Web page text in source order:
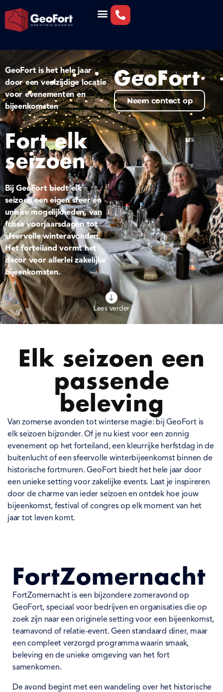
GeoFort is het hele jaar
door een veelzijdige locatie
voor evenementen en
bijeenkomsten
Fort elk
seizoen
Bij GeoFort biedt elk
seizoen een eigen sfeer en
unieke mogelijkheden, van
frisse voorjaarsdagen tot
sfeervolle winteravonden.
Het forteiland vormt het
decor voor allerlei zakelijke
bijeenkomsten.
GeoFort
Neem contact op
Lees verder
Elk seizoen een
passende
beleving
Van zomerse avonden tot winterse magie: bij GeoFort is
elk seizoen bijzonder. Of je nu kiest voor een zonnig
evenement op het forteiland, een kleurrijke herfstdag in de
buitenlucht of een sfeervolle winterbijeenkomst binnen de
historische fortmuren. GeoFort biedt het hele jaar door
een unieke setting voor zakelijke events. Laat je inspireren
door de charme van ieder seizoen en ontdek hoe jouw
bijeenkomst, festival of congres op elk moment van het
jaar tot leven komt.
FortZomernacht
FortZomernacht is een bijzondere zomeravond op
GeoFort, speciaal voor bedrijven en organisaties die op
zoek zijn naar een originele setting voor een bijeenkomst,
teamavond of relatie-event. Geen standaard diner, maar
een compleet verzorgd programma waarin smaak,
beleving en de unieke omgeving van het fort
samenkomen.
De avond begint met een wandeling over het historische